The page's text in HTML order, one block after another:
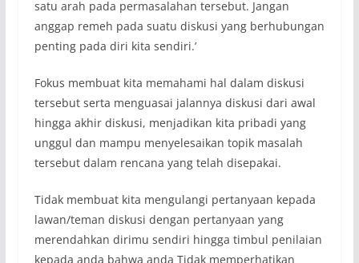
satu arah pada permasalahan tersebut. Jangan
anggap remeh pada suatu diskusi yang berhubungan
penting pada diri kita sendiri.’
Fokus membuat kita memahami hal dalam diskusi
tersebut serta menguasai jalannya diskusi dari awal
hingga akhir diskusi, menjadikan kita pribadi yang
unggul dan mampu menyelesaikan topik masalah
tersebut dalam rencana yang telah disepakai.
Tidak membuat kita mengulangi pertanyaan kepada
lawan/teman diskusi dengan pertanyaan yang
merendahkan dirimu sendiri hingga timbul penilaian
kepada anda bahwa anda Tidak memperhatikan